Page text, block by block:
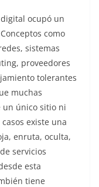
ocupó un
como
sistemas
proveedores
tolerantes
muchas
un único sitio ni
existe una
enruta, oculta,
servicios
esta
tiene